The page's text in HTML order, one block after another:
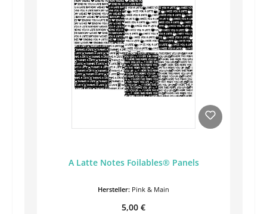
A Latte Notes Foilables® Panels
Hersteller: Pink & Main
Regulärer Preis:
5,00 €